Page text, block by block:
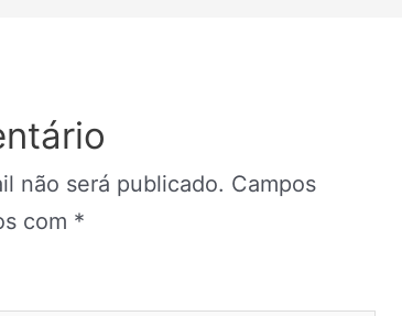
não será publicado. Campos
com *